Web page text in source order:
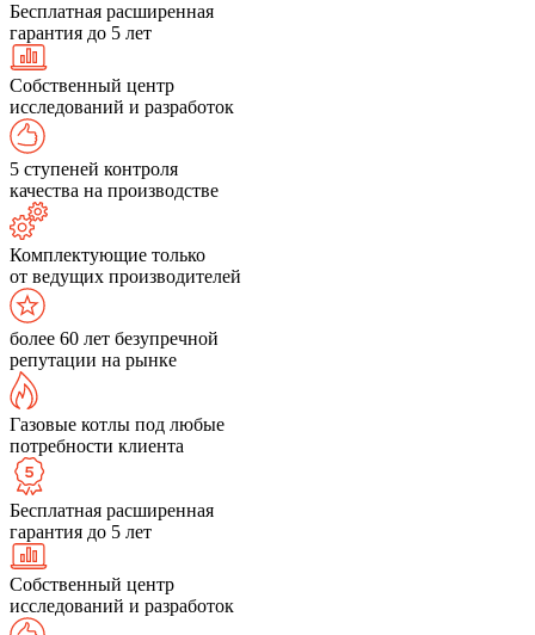
Бесплатная расширенная
гарантия до 5 лет
Собственный центр
исследований и разработок
5 ступеней контроля
качества на производстве
Комплектующие только
от ведущих производителей
более 60 лет безупречной
репутации на рынке
Газовые котлы под любые
потребности клиента
Бесплатная расширенная
гарантия до 5 лет
Собственный центр
исследований и разработок